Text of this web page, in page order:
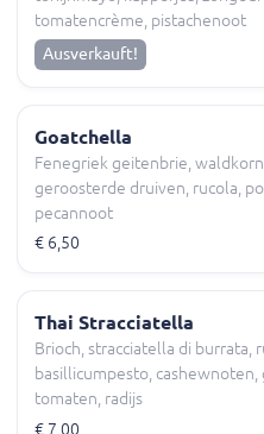
tomatencrème, pistachenoot
Ausverkauft!
Goatchella
Fenegriek geitenbrie,
geroosterde druiven, rucola,
pecannoot
€ 6,50
Thai Stracciatella
Brioch, stracciatella di burrata,
basillicumpesto,
tomaten, radijs
€ 7,00